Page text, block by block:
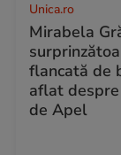
Unica.ro
Mirabela
flancată de
aflat
de Apel